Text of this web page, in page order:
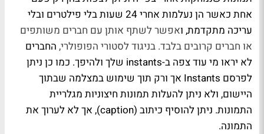
אחת כאשר הן נעלמות אחרי 24 שעות בלי פילטרים ובלי
עריכה מתקדמת, ואפשר לשתף אותן עם חברים משותפים
או חברים קרובים בלבד. בניגוד לסטורי הפופולרי, החברים
לא יראו מי עוד צפה ב-instants שלך ולהיפך. כמו כן ניתן
לפרסם Instants אך ורק תוך שימוש במצלמה שבתוך
היישום, ולא ניתן להעלות תמונות חיצוניות מגלריית
התמונות. ניתן להוסיף כיתוב (caption), אך לא לערוך את
התמונה.